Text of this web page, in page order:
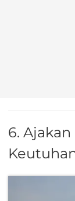
6.